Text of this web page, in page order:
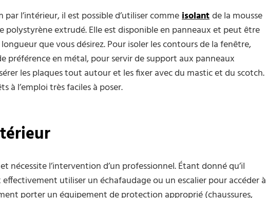
l’intérieur, il est possible d’utiliser commeisolantde la mousse
polystyrène extrudé. Elle est disponible en panneaux et peut être
que vous désirez. Pour isoler les contours de la fenêtre,
préférence en métal, pour servir de support aux panneaux
les plaques tout autour et les fixer avec du mastic et du scotch.
à l’emploi très faciles à poser.
nécessite l’intervention d’un professionnel. Étant donné qu’il
utiliser un échafaudage ou un escalier pour accéder à
porter un équipement de protection approprié (chaussures,